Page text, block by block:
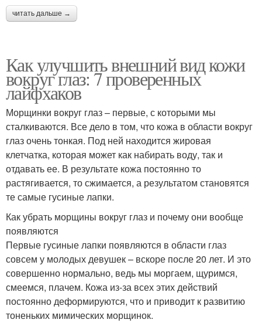
читать дальше →
Как улучшить внешний вид кожи
вокруг глаз: 7 проверенных
лайфхаков
Морщинки вокруг глаз – первые, с которыми мы
сталкиваются. Все дело в том, что кожа в области вокруг
глаз очень тонкая. Под ней находится жировая
клетчатка, которая может как набирать воду, так и
отдавать ее. В результате кожа постоянно то
растягивается, то сжимается, а результатом становятся
те самые гусиные лапки.
Как убрать морщины вокруг глаз и почему они вообще
появляются
Первые гусиные лапки появляются в области глаз
совсем у молодых девушек – вскоре после 20 лет. И это
совершенно нормально, ведь мы моргаем, щуримся,
смеемся, плачем. Кожа из-за всех этих действий
постоянно деформируются, что и приводит к развитию
тоненьких мимических морщинок.